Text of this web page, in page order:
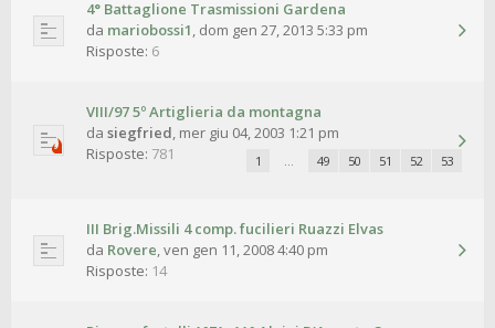
4° Battaglione Trasmissioni Gardena
da mariobossi1, dom gen 27, 2013 5:33 pm
Risposte: 6
VIII/97 5º Artiglieria da montagna
da siegfried, mer giu 04, 2003 1:21 pm
1 … 49 50 51 52 53
Risposte: 781
III Brig.Missili 4 comp. fucilieri Ruazzi Elvas
da Rovere,ven gen 11, 2008 4:40 pm
Risposte: 14